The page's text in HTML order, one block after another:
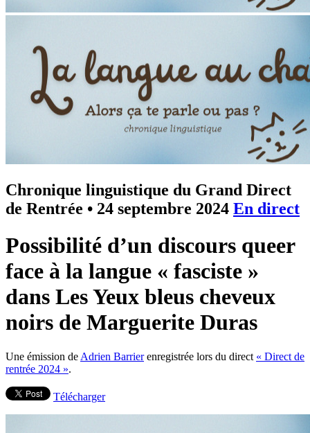
Chronique linguistique du Grand Direct
de Rentrée • 24 septembre 2024 En direct
Possibilité d’un discours queer
face à la langue « fasciste »
dans Les Yeux bleus cheveux
noirs de Marguerite Duras
Une émission de Adrien Barrierenregistrée lors du direct « Direct de
rentrée 2024 ».
Télécharger